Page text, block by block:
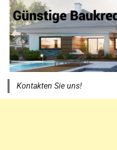
Kontakten Sie uns!